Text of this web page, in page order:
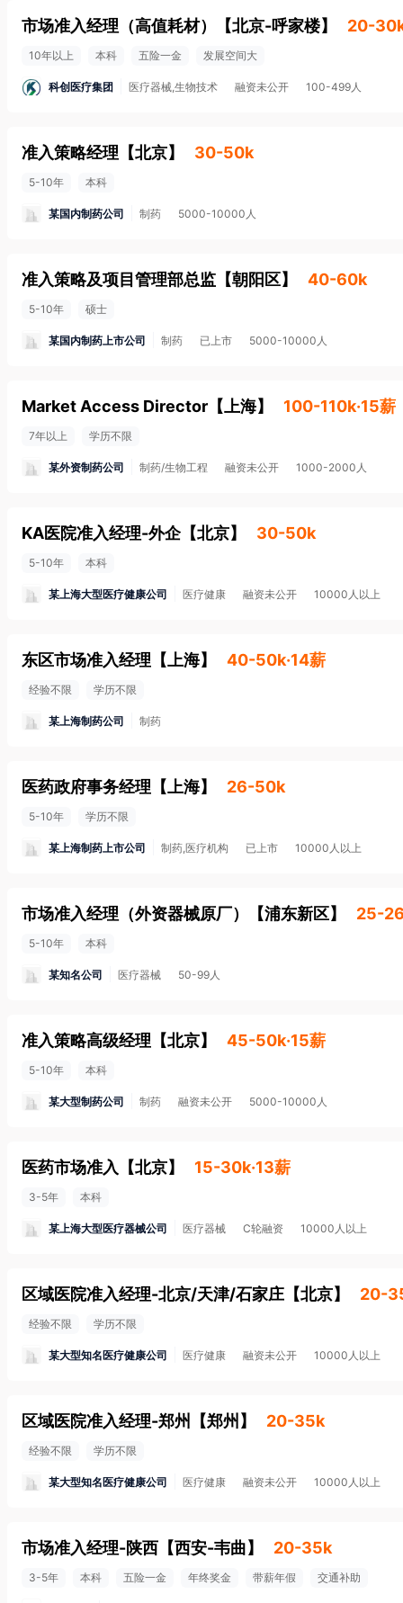
市场准入经理（高值耗材） 【北京-呼家楼】 20-
10年以上 本科 五险一金 发展空间大
科创医疗集团 医疗器械,生物技术 融资未公开 100-499人
准入策略经理 【北京】 30-50k
5-10年 本科
某国内制药公司 制药 5000-10000人
准入策略及项目管理部总监 【朝阳区】 40-60k
5-10年 硕士
某国内制药上市公司 制药 已上市 5000-10000人
Market Access Director 【 上海】 100-110k·15薪
7年以上 学历不限
某外资制药公司 制药/生物工程 融资未公开 1000-2000人
KA医院准入经理-外企 【北京】 30-50k
5-10年 本科
某上海大型医疗健康公司 医疗健康 融资未公开 10000人以上
东区市场准入经理 【 上海】 40-50k·14薪
经验不限 学历不限
某上海制药公司 制药
医药政府事务经理 【 上海】 26-50k
5-10年 学历不限
某上海制药上市公司 制药,医疗机构 已上市 10000人以上
市场准入经理（外资器械原厂） 【浦东新区】 25-
5-10年 本科
某知名公司 医疗器械 50-99人
准入策略高级经理 【北京】 45-50k·15薪
5-10年 本科
某大型制药公司 制药 融资未公开 5000-10000人
医药市场准入 【北京】 15-30k·13薪
3-5年 本科
某上海大型医疗器械公司 医疗器械 C轮融资 10000人以上
区域医院准入经理-北京/天津/石家庄 【北京】 20-
经验不限 学历不限
某大型知名医疗健康公司 医疗健康 融资未公开 10000人以上
区域医院准入经理-郑州 【郑州 】 20-35k
经验不限 学历不限
某大型知名医疗健康公司 医疗健康 融资未公开 10000人以上
市场准入经理-陕西 【西安-韦曲】 20-35k
3-5年 本科 五险一金 年终奖金 带薪年假 交通补助